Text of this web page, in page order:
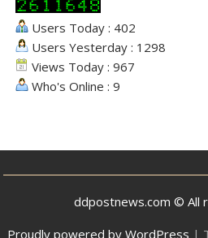
Users Today : 402
Users Yesterday : 1298
Views Today : 967
Who's Online : 9
ddpostnews.com © All
Proudly powered by WordPress |